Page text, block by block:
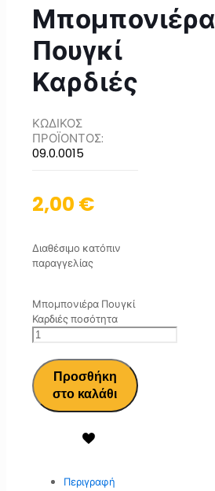
Μπομπονιέρα
Πουγκί
Καρδιές
ΚΩΔΙΚΟΣ
ΠΡΟΪΟΝΤΟΣ:
09.0.0015
2,00 €
Διαθέσιμο κατόπιν
παραγγελίας
Μπομπονιέρα Πουγκί
Καρδιές ποσότητα
Προσθήκη
στο καλάθι
Περιγραφή